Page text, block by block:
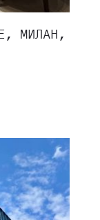
МИЛАН,